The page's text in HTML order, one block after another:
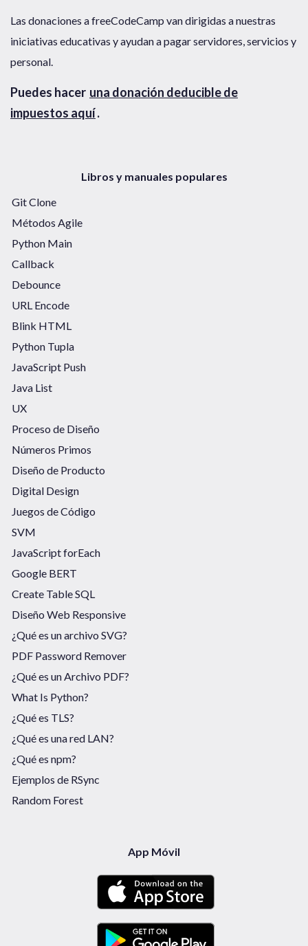
Las donaciones a freeCodeCamp van dirigidas a nuestras
iniciativas educativas y ayudan a pagar servidores, servicios y
personal.
Puedes hacer una donación deducible de
impuestos aquí.
Libros y manuales populares
Git Clone
Métodos Agile
Python Main
Callback
Debounce
URL Encode
Blink HTML
Python Tupla
JavaScript Push
Java List
UX
Proceso de Diseño
Números Primos
Diseño de Producto
Digital Design
Juegos de Código
SVM
JavaScript forEach
Google BERT
Create Table SQL
Diseño Web Responsive
¿Qué es un archivo SVG?
PDF Password Remover
¿Qué es un Archivo PDF?
What Is Python?
¿Qué es TLS?
¿Qué es una red LAN?
¿Qué es npm?
Ejemplos de RSync
Random Forest
App Móvil